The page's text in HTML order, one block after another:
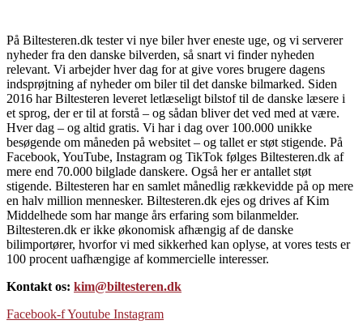
På Biltesteren.dk tester vi nye biler hver eneste uge, og vi serverer
nyheder fra den danske bilverden, så snart vi finder nyheden
relevant. Vi arbejder hver dag for at give vores brugere dagens
indsprøjtning af nyheder om biler til det danske bilmarked. Siden
2016 har Biltesteren leveret letlæseligt bilstof til de danske læsere i
et sprog, der er til at forstå – og sådan bliver det ved med at være.
Hver dag – og altid gratis. Vi har i dag over 100.000 unikke
besøgende om måneden på websitet – og tallet er støt stigende. På
Facebook, YouTube, Instagram og TikTok følges Biltesteren.dk af
mere end 70.000 bilglade danskere. Også her er antallet støt
stigende. Biltesteren har en samlet månedlig rækkevidde på op mere
en halv million mennesker. Biltesteren.dk ejes og drives af Kim
Middelhede som har mange års erfaring som bilanmelder.
Biltesteren.dk er ikke økonomisk afhængig af de danske
bilimportører, hvorfor vi med sikkerhed kan oplyse, at vores tests er
100 procent uafhængige af kommercielle interesser.
Kontakt os: kim@biltesteren.dk
Facebook-fYoutube Instagram